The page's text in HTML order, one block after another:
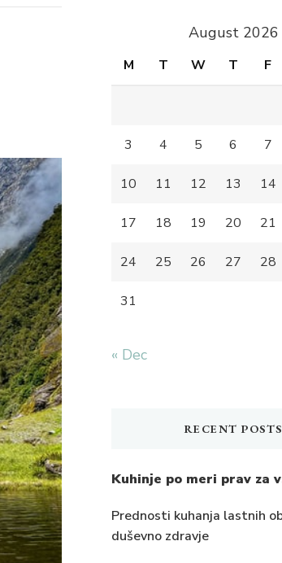
August 2026
M T W T F
3 4 5 6 7
10 11 12 13 14
17 18 19 20 21
24 25 26 27 28
31
« Dec
RECENT POSTS
Kuhinje po meri prav za
Prednosti kuhanja lastnih
duševno zdravje